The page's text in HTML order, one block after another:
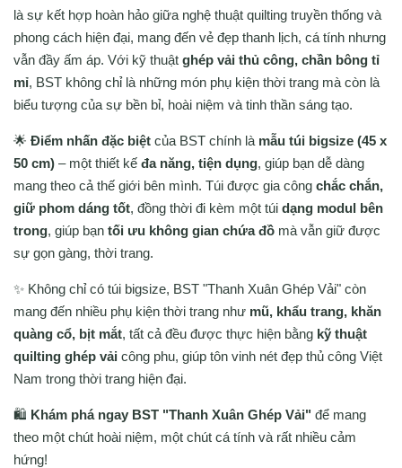
là sự kết hợp hoàn hảo giữa nghệ thuật quilting truyền thống và
phong cách hiện đại, mang đến vẻ đẹp thanh lịch, cá tính nhưng
vẫn đầy ấm áp. Với kỹ thuật ghép vải thủ công, chần bông tỉ
mỉ, BST không chỉ là những món phụ kiện thời trang mà còn là
biểu tượng của sự bền bỉ, hoài niệm và tinh thần sáng tạo.
🌟 Điểm nhấn đặc biệt của BST chính là mẫu túi bigsize (45 x
50 cm) – một thiết kế đa năng, tiện dụng, giúp bạn dễ dàng
mang theo cả thế giới bên mình. Túi được gia công chắc chắn,
giữ phom dáng tốt, đồng thời đi kèm một túi dạng modul bên
trong, giúp bạn tối ưu không gian chứa đồ mà vẫn giữ được
sự gọn gàng, thời trang.
✨ Không chỉ có túi bigsize, BST "Thanh Xuân Ghép Vải" còn
mang đến nhiều phụ kiện thời trang như mũ, khẩu trang, khăn
quàng cổ, bịt mắt, tất cả đều được thực hiện bằng kỹ thuật
quilting ghép vải công phu, giúp tôn vinh nét đẹp thủ công Việt
Nam trong thời trang hiện đại.
🛍 Khám phá ngay BST "Thanh Xuân Ghép Vải" để mang
theo một chút hoài niệm, một chút cá tính và rất nhiều cảm
hứng!